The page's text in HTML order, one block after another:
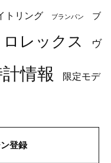
トリング ブランパン ブ
ロレックス ヴ
情報 限定モデ
登録